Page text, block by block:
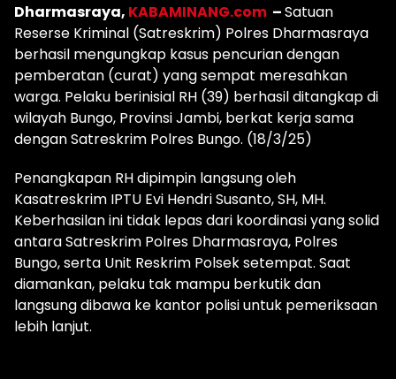
Dharmasraya, KABAMINANG.com –Satuan
Reserse Kriminal (Satreskrim) Polres Dharmasraya
berhasil mengungkap kasus pencurian dengan
pemberatan (curat) yang sempat meresahkan
warga. Pelaku berinisial RH (39) berhasil ditangkap di
wilayah Bungo, Provinsi Jambi, berkat kerja sama
dengan Satreskrim Polres Bungo. (18/3/25)
Penangkapan RH dipimpin langsung oleh
Kasatreskrim IPTU Evi Hendri Susanto, SH, MH.
Keberhasilan ini tidak lepas dari koordinasi yang solid
antara Satreskrim Polres Dharmasraya, Polres
Bungo, serta Unit Reskrim Polsek setempat. Saat
diamankan, pelaku tak mampu berkutik dan
langsung dibawa ke kantor polisi untuk pemeriksaan
lebih lanjut.